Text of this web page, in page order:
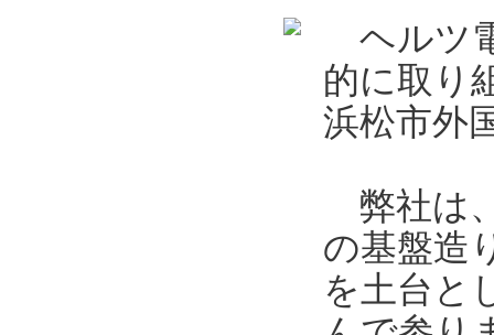
ヘルツ
的に取り
浜松市外
弊社は
の基盤造
を土台と